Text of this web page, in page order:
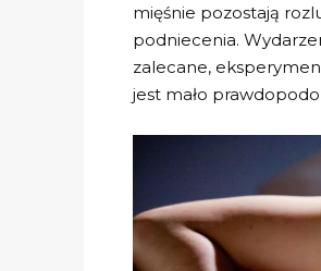
mięśnie pozostają
podniecenia.
zalecane,
jest mało